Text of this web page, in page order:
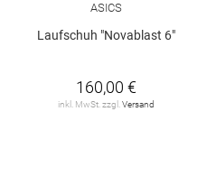
ASICS
Laufschuh "Novablast 6"
160,00 €
inkl. MwSt. zzgl. Versand